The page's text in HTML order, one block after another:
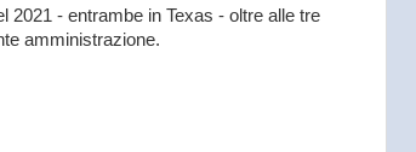
2021 - entrambe in Texas - oltre alle tre
amministrazione.